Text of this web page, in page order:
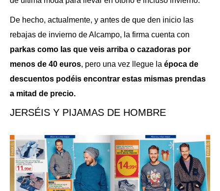
De hecho, actualmente, y antes de que den inicio las
rebajas de invierno de Alcampo, la firma cuenta con
parkas como las que veis arriba o cazadoras por
menos de 40 euros, pero una vez llegue la época de
descuentos podéis encontrar estas mismas prendas
a mitad de precio.
JERSÉIS Y PIJAMAS DE HOMBRE